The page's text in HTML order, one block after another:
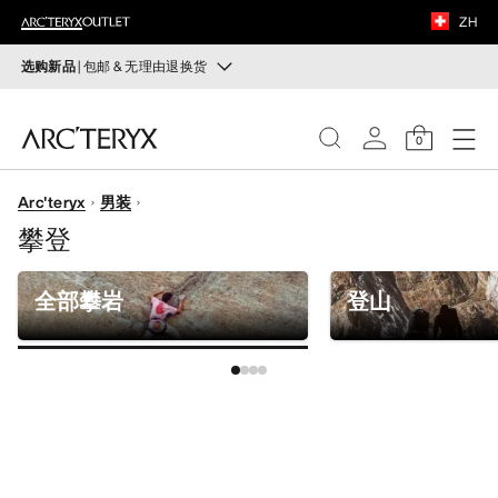
ZH
选购新品| 包邮 & 无理由退换货
运动员的需求，设计师的动力——在优化现有畅销产品的
同时，启发全新的解决方案。新款装备定期上架。
选购女士
无理由退换货
改变主意了？ 30天内购买的符合条件的商品可退换货。
开始免费退货。
0
女士
男士
鞋履
装备
VEILANCE
发现
Arc'teryx 男装
攀登
全部攀岩 登山